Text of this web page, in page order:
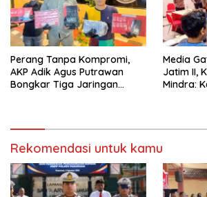
Perang Tanpa Kompromi,
AKP Adik Agus Putrawan
Bongkar Tiga Jaringan
Media
Jatim II,
Mindra:
Rekomendasi untuk kamu